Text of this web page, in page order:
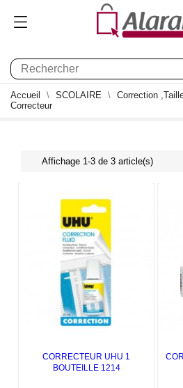
Accueil SCOLAIRE
Correction
Correcteur
Affichage 1-3 de 3 article(s)
CORRECTEUR UHU 1
BOUTEILLE 1214